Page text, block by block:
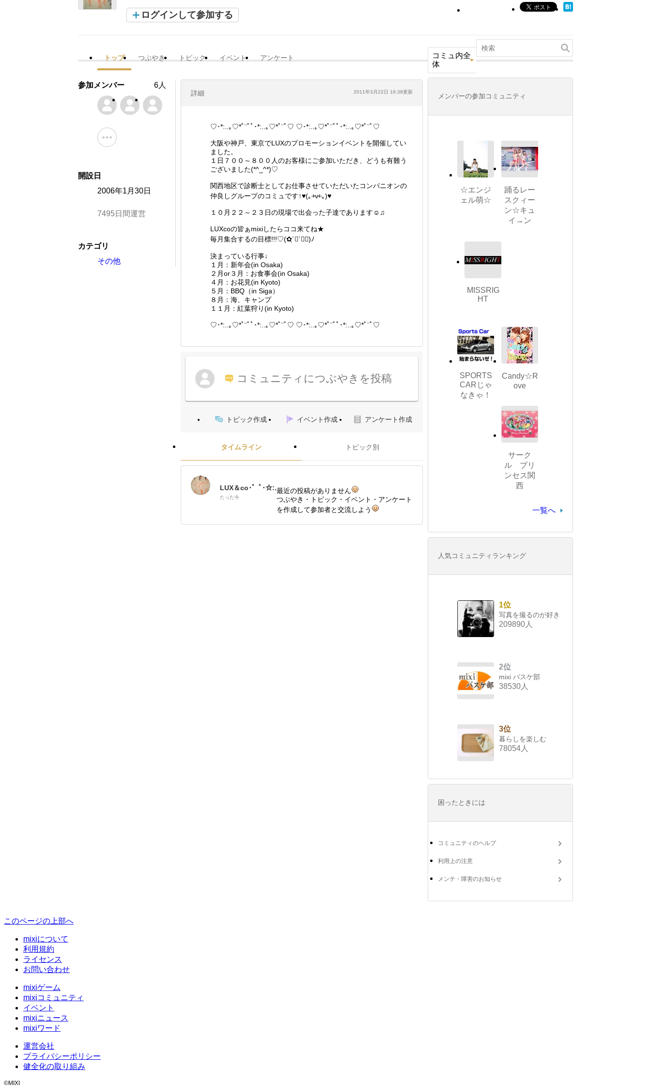
ログインして参加する
トップ つぶやき トピック イベント アンケート
コミュ内全
体
詳細 2011年3月22日 16:38更新
♡･*:..｡♡*ﾟ¨ﾟﾟ･*:..｡♡*ﾟ¨ﾟ♡ ♡･*:..｡♡*ﾟ¨ﾟﾟ･*:..｡♡*ﾟ¨ﾟ♡
大阪や神戸、東京でLUXのプロモーションイベントを開催してい
ました。
１日７００～８００人のお客様にご参加いただき、どうも有難う
ございました(*^_^*)♡
関西地区で診断士としてお仕事させていただいたコンパニオンの
仲良しグループのコミュです↑♥(｡￫v￩｡)♥
１０月２２～２３日の現場で出会った子達であります☺♫
LUXcoの皆ぁmixiしたらココ来てね★
毎月集合するの目標!!!♡(✿ฺ´∀`✿ฺ)ﾉ
決まっている行事↓
１月：新年会(in Osaka)
２月or３月：お食事会(in Osaka)
４月：お花見(in Kyoto)
５月：BBQ（in Siga）
８月：海、キャンプ
１１月：紅葉狩り(in Kyoto)
♡･*:..｡♡*ﾟ¨ﾟﾟ･*:..｡♡*ﾟ¨ﾟ♡ ♡･*:..｡♡*ﾟ¨ﾟﾟ･*:..｡♡*ﾟ¨ﾟ♡
コミュニティにつぶやきを投稿
トピック作成 イベント作成 アンケート作成
タイムライン トピック別
LUX＆co･゜ﾟ･☆:.
たった今
最近の投稿がありません
つぶやき・トピック・イベント・アンケート
を作成して参加者と交流しよう
参加メンバー 6人
開設日
2006年1月30日
7495日間運営
カテゴリ
その他
メンバーの参加コミュニティ
☆エンジ
ェル萌☆
踊るレー
スクィー
ン☆キュ
イ→ン
MISSRIG
HT
SPORTS
CARじゃ
なきゃ！
Candy☆R
ove
サーク
ル プリ
ンセス関
西
一覧へ
人気コミュニティランキング
1位
写真を撮るのが好き
209890人
2位
mixi バスケ部
38530人
3位
暮らしを楽しむ
78054人
困ったときには
コミュニティのヘルプ
利用上の注意
メンテ・障害のお知らせ
このページの上部へ
mixiについて
利用規約
ライセンス
お問い合わせ
mixiゲーム
mixiコミュニティ
イベント
mixiニュース
mixiワード
運営会社
プライバシーポリシー
健全化の取り組み
©MIXI